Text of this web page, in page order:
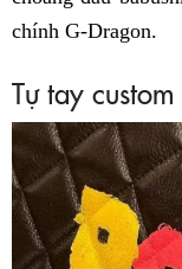
chính G-Dragon.
Tự tay